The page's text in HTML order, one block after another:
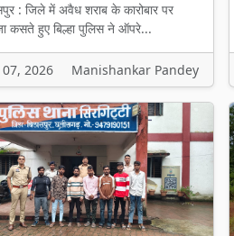
: जिले में अवैध शराब के कारोबार पर
कसते हुए बिल्हा पुलिस ने ऑपरे...
2026 Manishankar Pandey